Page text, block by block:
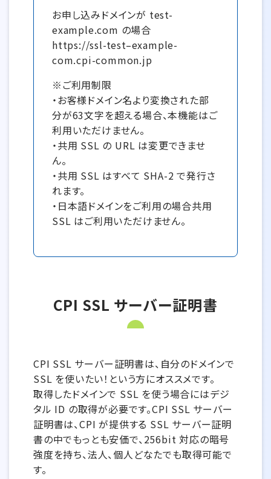
お申し込みドメインが test-
example.com の場合
https://ssl-test–example-
com.cpi-common.jp
※ご利用制限
・お客様ドメイン名より変換された部
分が63文字を超える場合、本機能はご
利用いただけません。
・共用 SSL の URL は変更できませ
ん。
・共用 SSL はすべて SHA-2 で発行さ
れます。
・日本語ドメインをご利用の場合共用
SSL はご利用いただけません。
CPI SSL サーバー証明書
CPI SSL サーバー証明書は、自分のドメインで
SSL を使いたい！という方にオススメです。
取得したドメインで SSL を使う場合にはデジ
タル ID の取得が必要です。CPI SSL サーバー
証明書は、CPI が提供する SSL サーバー証明
書の中でもっとも安価で、256bit 対応の暗号
強度を持ち、法人、個人どなたでも取得可能で
す。